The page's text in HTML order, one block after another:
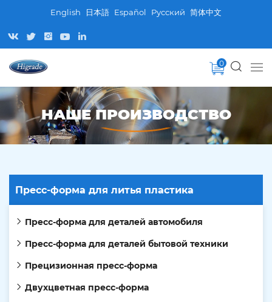
English 日本語 Español Pусский 简体中文
0
НАШЕ ПРОИЗВОДСТВО
Пресс-форма для литья пластика
Пресс-форма для деталей автомобиля
Пресс-форма для деталей бытовой техники
Прецизионная пресс-форма
Двухцветная пресс-форма